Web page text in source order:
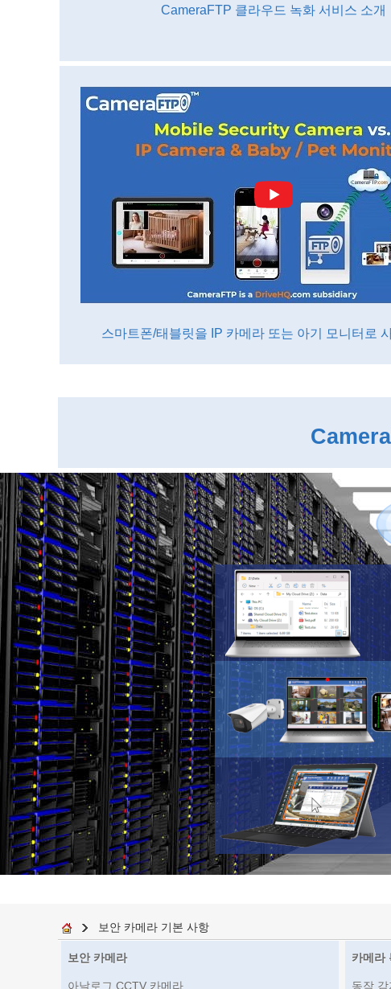
CameraFTP 클라우드 녹화 서비스 소개
스마트폰/태블릿을 IP 카메라 또는 아기 모니터로
보안 카메라 기본 사항
보안 카메라
아날로그 CCTV 카메라
카메라
동작 감